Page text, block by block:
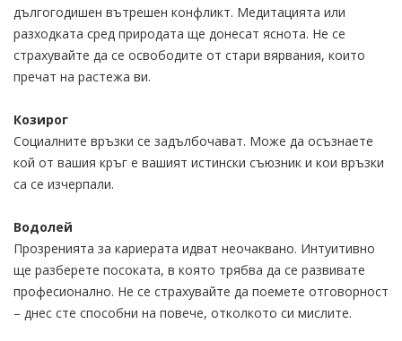
дългогодишен вътрешен конфликт. Медитацията или
разходката сред природата ще донесат яснота. Не се
страхувайте да се освободите от стари вярвания, които
пречат на растежа ви.
Козирог
Социалните връзки се задълбочават. Може да осъзнаете
кой от вашия кръг е вашият истински съюзник и кои връзки
са се изчерпали.
Водолей
Прозренията за кариерата идват неочаквано. Интуитивно
ще разберете посоката, в която трябва да се развивате
професионално. Не се страхувайте да поемете отговорност
– днес сте способни на повече, отколкото си мислите.